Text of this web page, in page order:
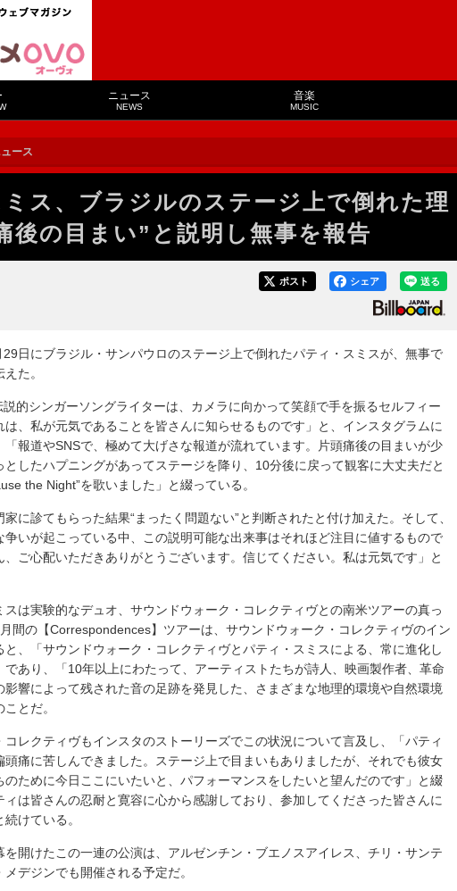
ニュース
NEWS
音楽
MUSIC
ース
ス、ブラジルのステージ上で倒れた理
後の目まい”と説明し無事を報告
送る
シェア
ポスト
日にブラジル・サンパウロのステージ上で倒れたパティ・スミスが、無事で
た。
的シンガーソングライターは、カメラに向かって笑顔で手を振るセルフィー
、私が元気であることを皆さんに知らせるものです」と、インスタグラムに
「報道やSNSで、極めて大げさな報道が流れています。片頭痛後の目まいが少
としたハプニングがあってステージを降り、10分後に戻って観客に大丈夫だと
the Night”を歌いました」と綴っている。
に診てもらった結果“まったく問題ない”と判断されたと付け加えた。そして、
争いが起こっている中、この説明可能な出来事はそれほど注目に値するもので
、ご心配いただきありがとうございます。信じてください。私は元気です」と
は実験的なデュオ、サウンドウォーク・コレクティヴとの南米ツアーの真っ
間の【Correspondences】ツアーは、サウンドウォーク・コレクティヴのイン
と、「サウンドウォーク・コレクティヴとパティ・スミスによる、常に進化し
であり、「10年以上にわたって、アーティストたちが詩人、映画製作者、革命
影響によって残された音の足跡を発見した、さまざまな地理的環境や自然環境
とだ。
レクティヴもインスタのストーリーズでこの状況について言及し、「パティ
頭痛に苦しんできました。ステージ上で目まいもありましたが、それでも彼女
のために今日ここにいたいと、パフォーマンスをしたいと望んだのです」と綴
ィは皆さんの忍耐と寛容に心から感謝しており、参加してくださった皆さんに
けている。
開けたこの一連の公演は、アルゼンチン・ブエノスアイレス、チリ・サンテ
デジンでも開催される予定だ。